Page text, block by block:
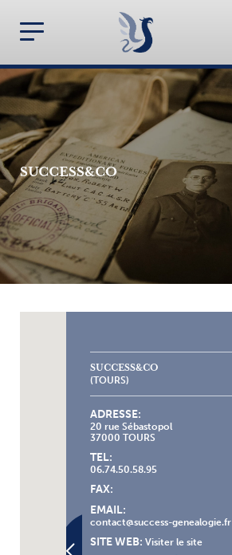
SUCCESS&CO
SUCCESS&CO
(TOURS)
ADRESSE:
20 rue Sébastopol
37000 TOURS
TEL:
06.74.50.58.95
FAX:
EMAIL:
contact@success-genealogie.fr
SITE WEB:Visiter le site